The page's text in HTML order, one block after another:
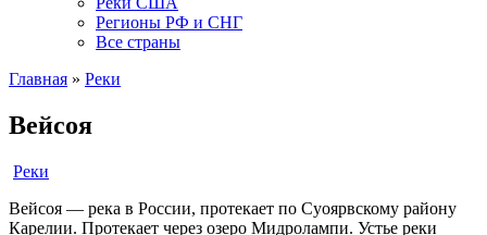
Регионы РФ и СНГ
Все страны
Главная » Реки
Вейсоя
Реки
Вейсоя — река в России, протекает по Суоярвскому району
Карелии. Протекает через озеро Мидролампи. Устье реки